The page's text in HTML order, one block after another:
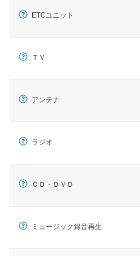
ETCユニット
ＴＶ
アンテナ
ラジオ
ＣＤ・ＤＶＤ
ミュージック録音再生